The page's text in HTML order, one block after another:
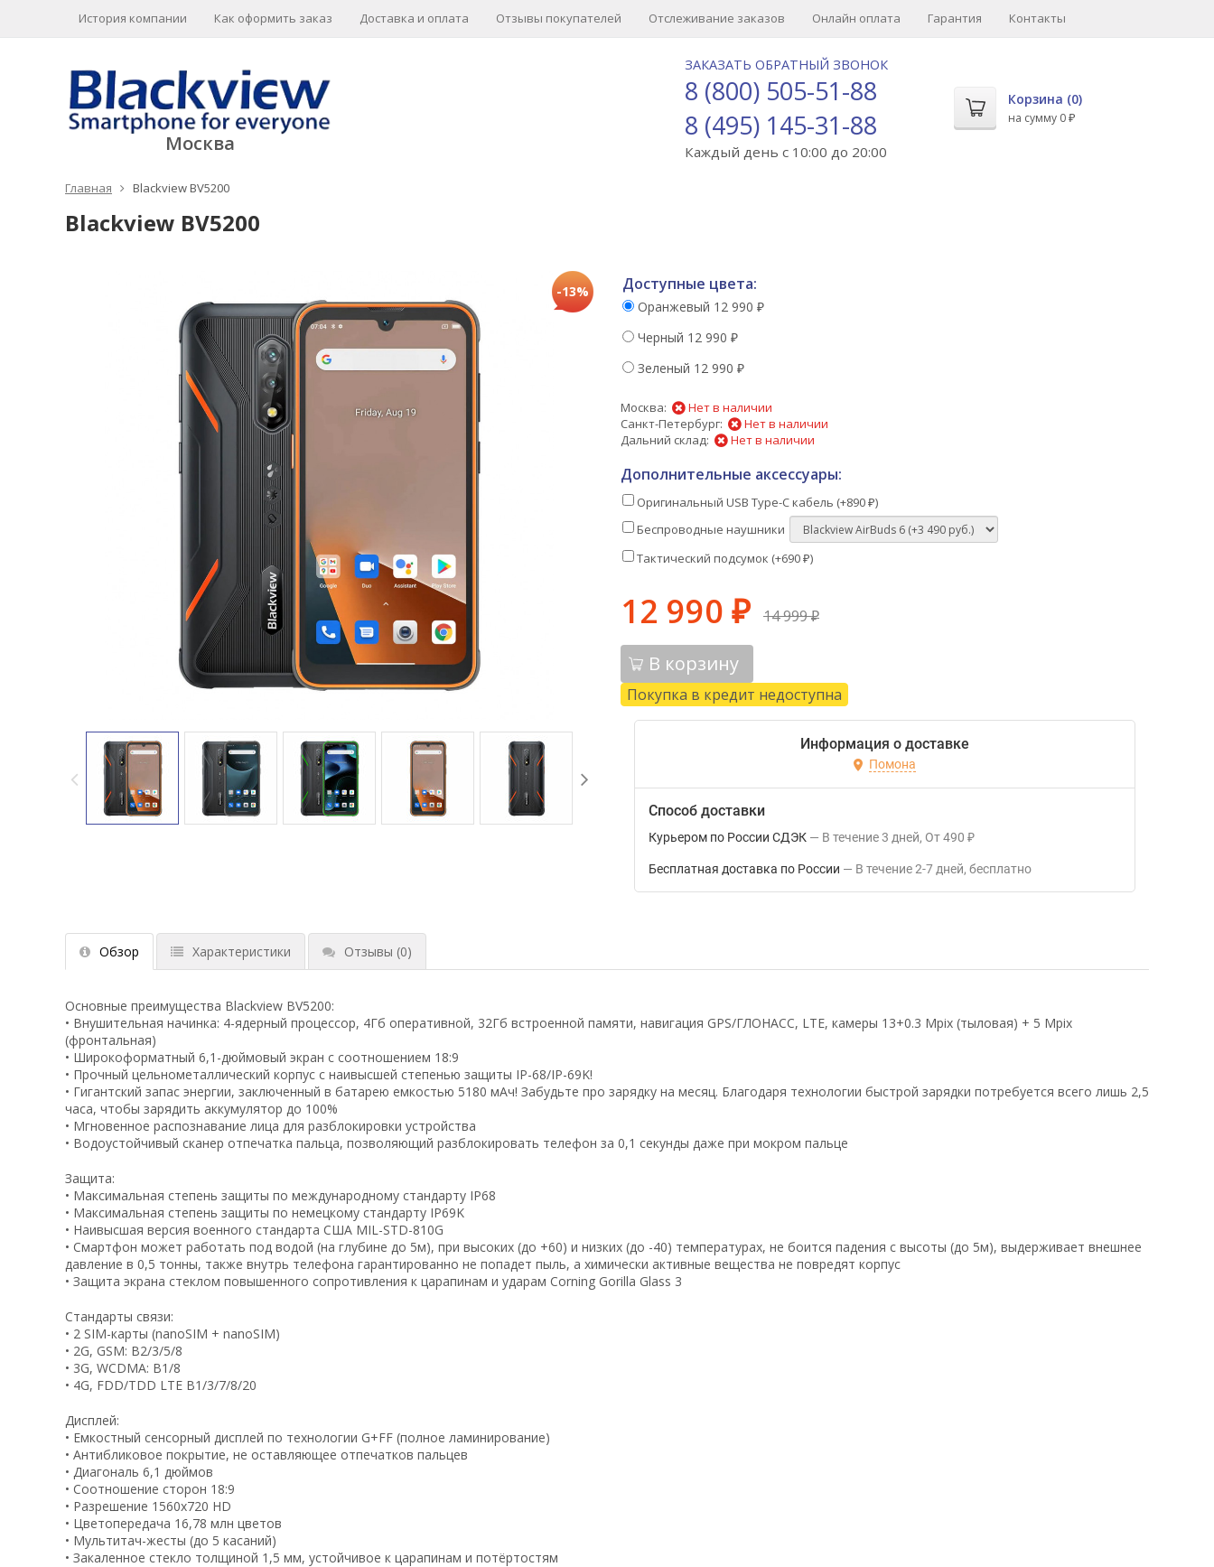
История компании Как оформить заказ Доставка и оплата Отзывы покупателей Отслеживание заказов Онлайн оплата Гарантия Контакты
Москва
ЗАКАЗАТЬ ОБРАТНЫЙ ЗВОНОК
8 (800) 505-51-88
8 (495) 145-31-88
Каждый день с 10:00 до 20:00
Корзина (0)
на сумму 0 ₽
Главная Blackview BV5200
Blackview BV5200
-13% Доступные цвета:
Оранжевый 12 990 ₽
Черный 12 990 ₽
Зеленый 12 990 ₽
Москва:
Нет в наличии
Санкт-Петербург:
Нет в наличии
Дальний склад:
Нет в наличии
Дополнительные аксессуары:
Оригинальный USB Type-C кабель (+890 ₽)
Беспроводные наушники
Тактический подсумок (+690 ₽)
12 990 ₽ 14 999₽
В корзину
Покупка в кредит недоступна
Информация о доставке
Помона
Способ доставки
Курьером по России СДЭК В течение3 дней От 490 ₽
Бесплатная доставка по России В течение2-7 дней Бесплатно
Обзор Характеристики Отзывы (0)
Основные преимущества Blackview BV5200:
• Внушительная начинка: 4-ядерный процессор, 4Гб оперативной, 32Гб встроенной памяти, навигация GPS/ГЛОНАСС, LTE, камеры 13+0.3 Mpix (тыловая) + 5 Mpix
(фронтальная)
• Широкоформатный 6,1-дюймовый экран с соотношением 18:9
• Прочный цельнометаллический корпус с наивысшей степенью защиты IP-68/IP-69K!
• Гигантский запас энергии, заключенный в батарею емкостью 5180 мАч! Забудьте про зарядку на месяц. Благодаря технологии быстрой зарядки потребуется всего лишь 2,5
часа, чтобы зарядить аккумулятор до 100%
• Мгновенное распознавание лица для разблокировки устройства
• Водоустойчивый сканер отпечатка пальца, позволяющий разблокировать телефон за 0,1 секунды даже при мокром пальце
Защита:
• Максимальная степень защиты по международному стандарту IP68
• Максимальная степень защиты по немецкому стандарту IP69K
• Наивысшая версия военного стандарта США MIL-STD-810G
• Смартфон может работать под водой (на глубине до 5м), при высоких (до +60) и низких (до -40) температурах, не боится падения с высоты (до 5м), выдерживает внешнее
давление в 0,5 тонны, также внутрь телефона гарантированно не попадет пыль, а химически активные вещества не повредят корпус
• Защита экрана стеклом повышенного сопротивления к царапинам и ударам Corning Gorilla Glass 3
Стандарты связи:
• 2 SIM-карты (nanoSIM + nanoSIM)
• 2G, GSM: B2/3/5/8
• 3G, WCDMA: B1/8
• 4G, FDD/TDD LTE B1/3/7/8/20
Дисплей:
• Емкостный сенсорный дисплей по технологии G+FF (полное ламинирование)
• Антибликовое покрытие, не оставляющее отпечатков пальцев
• Диагональ 6,1 дюймов
• Соотношение сторон 18:9
• Разрешение 1560х720 HD
• Цветопередача 16,78 млн цветов
• Мультитач-жесты (до 5 касаний)
• Закаленное стекло толщиной 1,5 мм, устойчивое к царапинам и потёртостям